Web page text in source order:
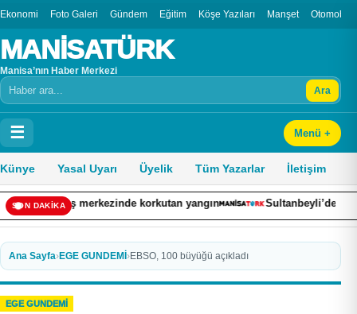
Ekonomi Foto Galeri Gündem Eğitim Köşe Yazıları Manşet Otomobil
MANİSATÜRK
Manisa’nın Haber Merkezi
Arama Ara
☰ Menü +
Künye Yasal Uyarı Üyelik Tüm Yazarlar İletişim
SON DAKİKAkorkutan yangın Sultanbeyli’de kaza yapan otomobil
Ana Sayfa›EGE GUNDEMİ ›EBSO, 100 büyüğü açıkladı
EGE GUNDEMİ